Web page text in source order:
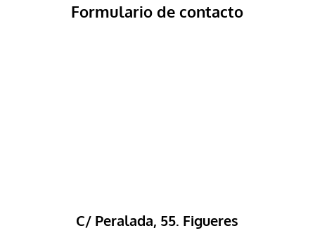
Formulario de contacto
C/ Peralada, 55. Figueres